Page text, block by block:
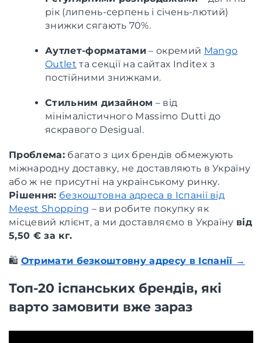
рік (липень-серпень і січень-лютий)
знижки сягають 70%.
Аутлет-форматами – окремий Mango
Outlet та секції на сайтах Inditex з
постійними знижками.
Стильним дизайном – від
мінімалістичного Massimo Dutti до
яскравого Desigual.
Проблема:багато з цих брендів обмежують
міжнародну доставку, не доставляють в Україну
або ж не присутні на українському ринку.
Рішення: безкоштовна адреса в Іспанії від
Meest Shopping – ви робите покупку як
місцевий клієнт, а ми доставляємо в Україну від
5,50 € за кг.
🛍️ Отримати безкоштовну адресу в Іспанії →
Топ-20 іспанських брендів, які
варто замовити вже зараз